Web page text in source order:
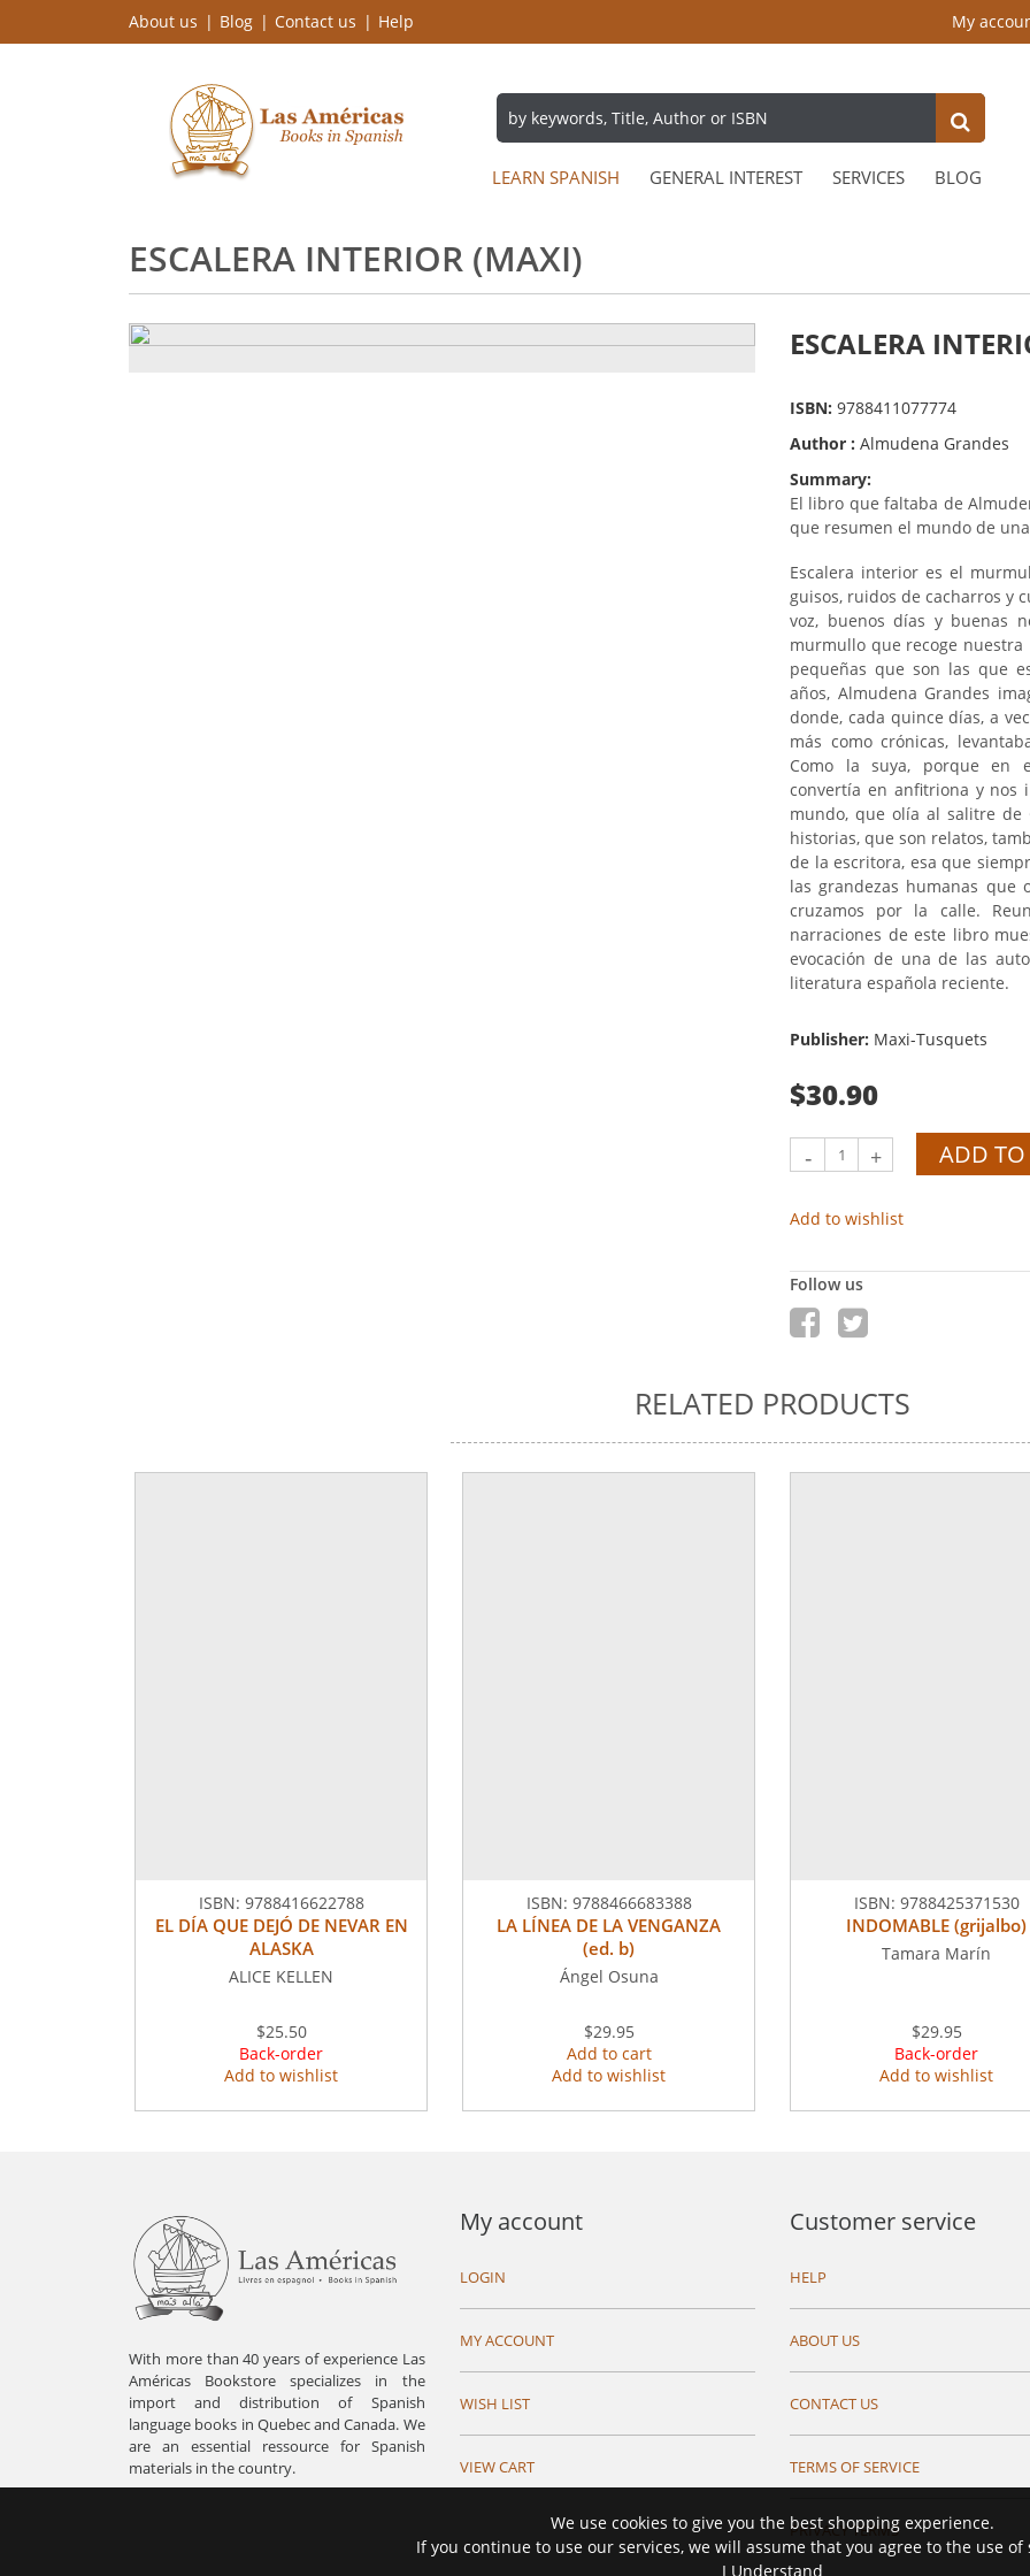
About us Blog Contact us Help My
LEARN SPANISH GENERAL INTEREST SERVICES BLOG
ESCALERA INTERIOR (MAXI)
ESCALERA
ISBN: 9788411077774
Author : Almudena Grandes
Summary:
El libro que faltaba de
que resumen el mundo de
Escalera interior es el
guisos, ruidos de cacharros y
voz, buenos días y buenas
murmullo que recoge
pequeñas que son las que
años, Almudena Grandes
donde, cada quince días, a
más como crónicas,
Como la suya, porque en
convertía en anfitriona y nos
mundo, que olía al salitre de
historias, que son relatos,
de la escritora, esa que
las grandezas humanas que
cruzamos por la calle.
narraciones de este libro
evocación de una de las
literatura española reciente.
Publisher: Maxi-Tusquets
$30.90
- + ADD TO
Add to wishlist
Follow us
RELATED PRODUCTS
ISBN: 9788416622788
EL DÍA QUE DEJÓ DE NEVAR EN
ALASKA
ALICE KELLEN
$25.50
Back-order
Add to wishlist
ISBN: 9788466683388
LA LÍNEA DE LA VENGANZA
(ed. b)
Ángel Osuna
$29.95
Add to cart
Add to wishlist
ISBN: 9788425371530
INDOMABLE (grijalbo)
Tamara Marín
$29.95
Back-order
Add to wishlist
With more than 40 years of experience Las
Américas Bookstore specializes in the
import and distribution of Spanish
language books in Quebec and Canada. We
are an essential ressource for Spanish
materials in the country.
My account
LOGIN
MY ACCOUNT
WISH LIST
VIEW CART
Customer service
HELP
ABOUT US
CONTACT US
TERMS OF SERVICE
PRIVACY TERMS
We use cookies to give you the best shopping experience.
If you continue to use our services, we will assume that you agree to the use of
I Understand